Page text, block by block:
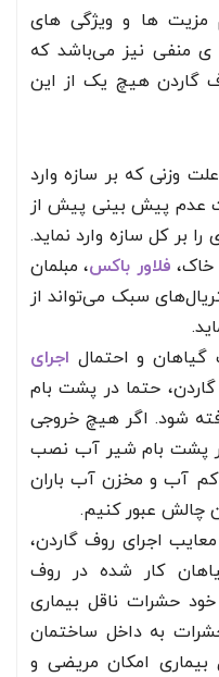
مزیت ها و ویژگی های
ی منفی نیز می‌باشد که
گاردن هیچ یک از این
وزنی که بر سازه وارد
عدم پیش بینی پیش از
را بر کل سازه وارد نماید.
خاک، فلاور باکس، مبلمان
سبک می‌تواند از
و احتمال اجرای
گاردن، حتما در پشت بام
شود. اگر هیچ خروجی
در پشت بام شیر آب نصب
کم آب و مخزن آب باران
چالش عبور کنیم.
اجرای روف گاردن،
کار شده در روف
حشرات ناقل بیماری
به داخل ساختمان
بیماری امکان مریضی و